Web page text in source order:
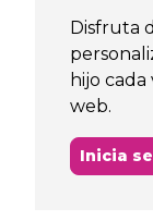
Disfruta
hijo
web.
Inicia